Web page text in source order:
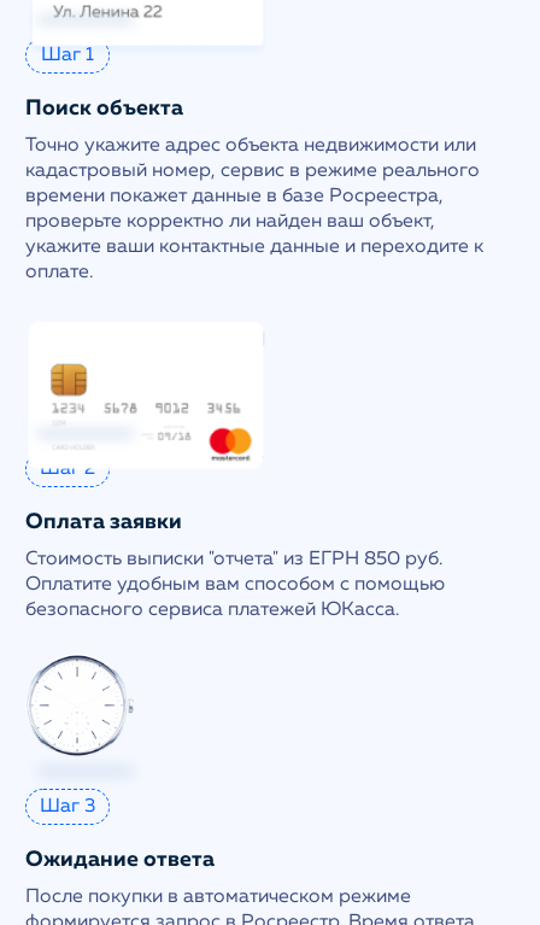
Шаг 1
Поиск объекта
Точно укажите адрес объекта недвижимости или
кадастровый номер, сервис в режиме реального
времени покажет данные в базе Росреестра,
проверьте корректно ли найден ваш объект,
укажите ваши контактные данные и переходите к
оплате.
Шаг 2
Оплата заявки
Стоимость выписки "отчета" из ЕГРН 850 руб.
Оплатите удобным вам способом с помощью
безопасного сервиса платежей ЮКасса.
Шаг 3
Ожидание ответа
После покупки в автоматическом режиме